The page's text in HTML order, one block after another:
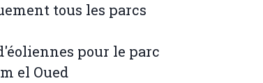
tous les parcs
pour le parc
el Oued